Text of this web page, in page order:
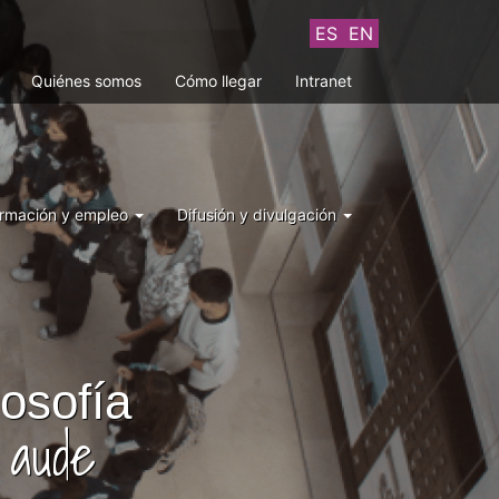
ES EN
Quiénes somos Cómo llegar Intranet
y empleo Difusión y divulgación